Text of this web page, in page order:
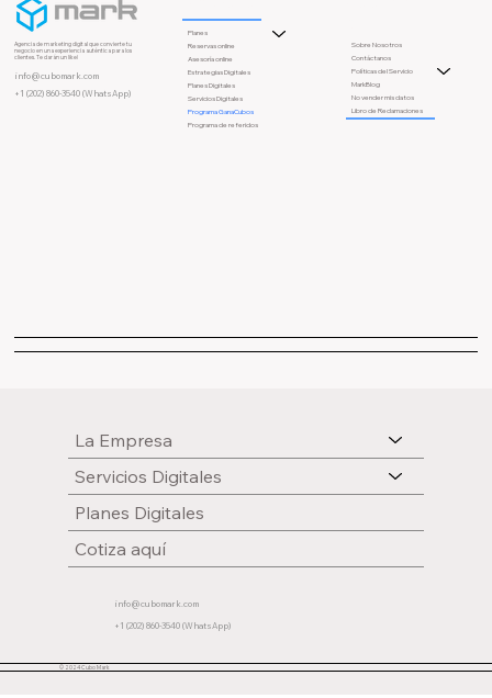
Agencia de marketing digital que convierte tu
negocio en una experiencia auténtica para los
clientes. Te darán un like!
info@cubomark.com
+1 (202) 860-3540 (WhatsApp)
Planes
Reservas online
Asesoría online
Estrategias Digitales
Planes Digitales
Servicios Digitales
Programa GanaCubos
Programa de referidos
Sobre Nosotros
Contáctanos
Políticas del Servicio
MarkBlog
No vender mis datos
Libro de Reclamaciones
La Empresa
Servicios Digitales
Planes Digitales
Cotiza aquí
info@cubomark.com
+1 (202) 860-3540 (WhatsApp)
© 2024 Cubo Mark